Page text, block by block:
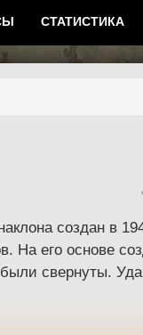
СТАТИСТИКА
создан в
его основе
свернуты.